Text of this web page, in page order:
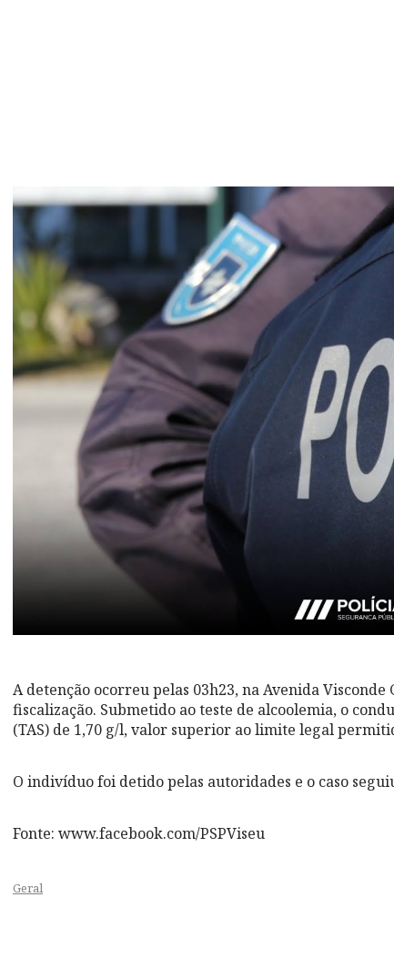
A detenção ocorreu pelas 03h23, na Avenida Visconde
fiscalização. Submetido ao teste de alcoolemia, o
(TAS) de 1,70 g/l, valor superior ao limite legal
O indivíduo foi detido pelas autoridades e o caso
Fonte: www.facebook.com/PSPViseu
Geral